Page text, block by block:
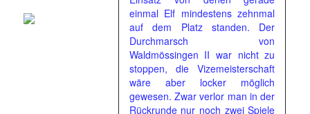
einmal Elf mindestens zehnmal
auf dem Platz standen. Der
Durchmarsch von
Waldmössingen II war nicht zu
stoppen, die Vizemeisterschaft
wäre aber locker möglich
gewesen. Zwar verlor man in der
Rückrunde nur noch zwei Spiele